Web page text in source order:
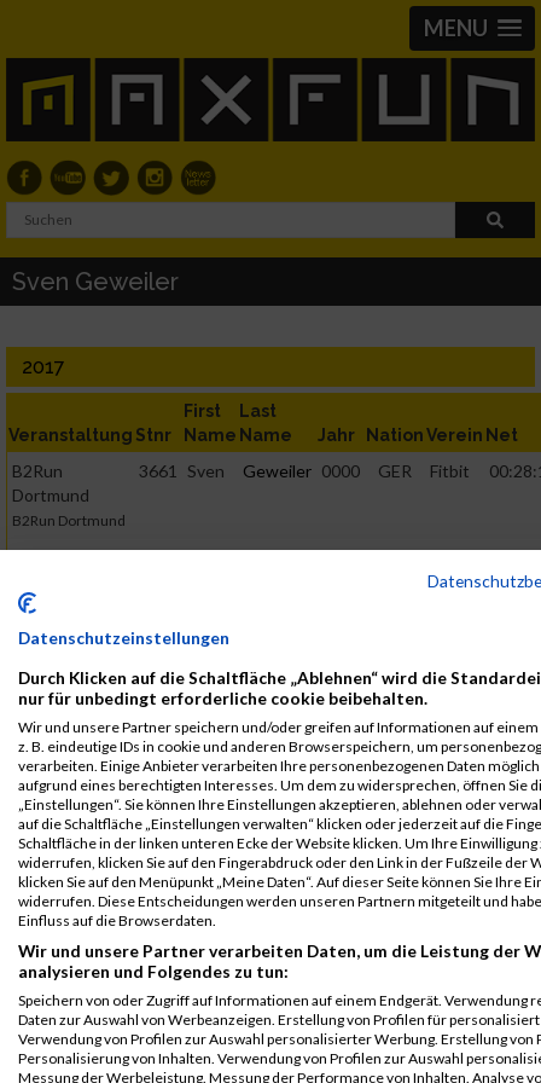
MENU
Sven Geweiler
2017
Veranstaltung Stnr
First
Name
Last
Name
Jahr NationVerein Net
B2Run
Dortmund
B2Run Dortmund
3661 Sven Geweiler 0000 GER Fitbit
Einzelwertung
männlich
B2Run
Dortmund
Teamwertung
männlich
3661 Sven Geweiler 0000 GER Fitbit
B2Run
Dortmund
Teamwertung
mixed
3661 Sven Geweiler 0000 GER Fitbit
Legende:
GPos = Geschlechter Position, KPos = Kategorie Position, TPos =
Team Position, DNS = Did not start, DNF = Did not finish, DQ =
Disqualifiziert
Datenschutzeinstellungen
Durch Klicken auf die Schaltfläche „Ablehnen“ wird die
nur für unbedingt erforderliche cookie beibehalten.
Wir und unsere Partner speichern und/oder greifen auf Informationen auf einem
z. B. eindeutige IDs in cookie und anderen Browserspeichern, um
verarbeiten. Einige Anbieter verarbeiten Ihre personenbezogenen Daten
aufgrund eines berechtigten Interesses. Um dem zu widersprechen, öffnen Sie
„Einstellungen“. Sie können Ihre Einstellungen akzeptieren, ablehnen oder
auf die Schaltfläche „Einstellungen verwalten“ klicken oder jederzeit auf die
Schaltfläche in der linken unteren Ecke der Website klicken. Um Ihre Einwilligung
widerrufen, klicken Sie auf den Fingerabdruck oder den Link in der Fußzeile der
klicken Sie auf den Menüpunkt „Meine Daten“. Auf dieser Seite können Sie Ihre
widerrufen. Diese Entscheidungen werden unseren Partnern mitgeteilt und
Einfluss auf die Browserdaten.
Wir und unsere Partner verarbeiten Daten, um die Leistung der
analysieren und Folgendes zu tun:
Speichern von oder Zugriff auf Informationen auf einem Endgerät. Verwendung
Daten zur Auswahl von Werbeanzeigen. Erstellung von Profilen für
Verwendung von Profilen zur Auswahl personalisierter Werbung. Erstellung von
Personalisierung von Inhalten. Verwendung von Profilen zur Auswahl
Messung der Werbeleistung. Messung der Performance von Inhalten. Analyse